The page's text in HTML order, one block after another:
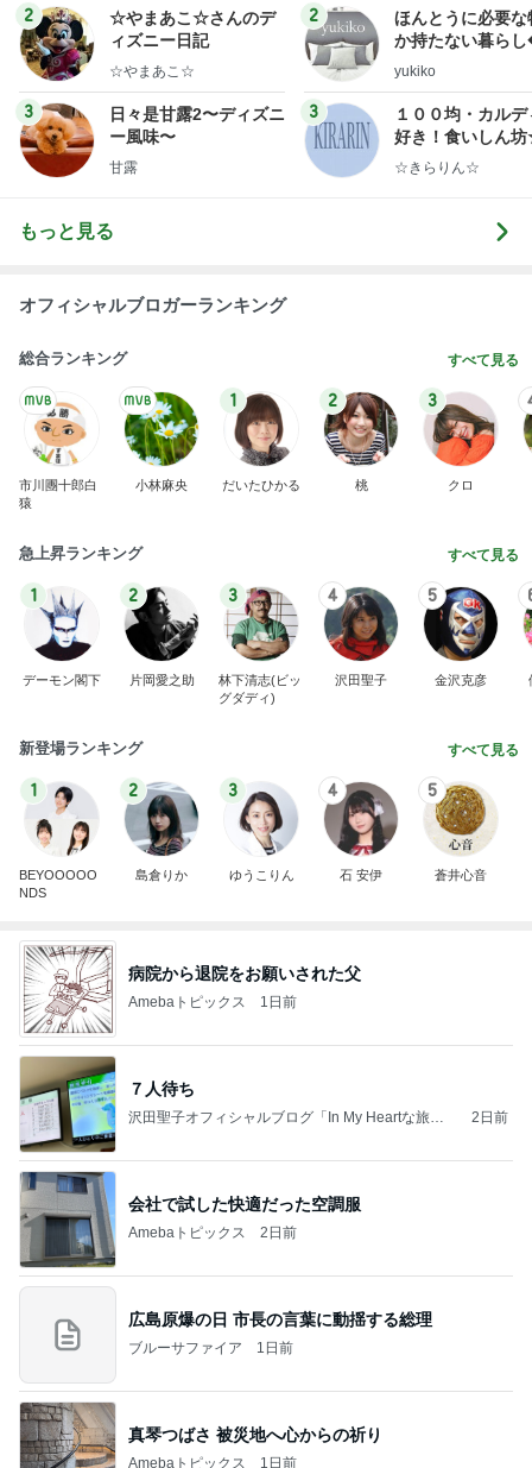
ログ
2
☆やまあこ☆さんのデ
ィズニー日記
☆やまあこ☆
3
日々是甘露2〜ディズニ
ー風味〜
甘露
2
ほんとうに必要な
か持たない暮ら
ep Life Simple◆
ンテリアのきろく
yukiko
3
１００均・カルデ
好き！食いしん
らりん☆のブログ
☆きらりん☆
もっと見る
オフィシャルブロガーランキング
総合ランキング すべて見る
市川團十郎白
猿
小林麻央
1
だいたひかる
2
桃
3
クロ
急上昇ランキング すべて見る
1
デーモン閣下
2
片岡愛之助
3
林下清志(ビッ
グダディ)
4
沢田聖子
5
金沢克彦
新登場ランキング すべて見る
1
BEYOOOOO
NDS
2
島倉りか
3
ゆうこりん
4
石 安伊
5
蒼井心音
病院から退院をお願いされた父
Amebaトピックス 1日前
７人待ち
沢田聖子オフィシャルブログ「In My Heartな旅日
2日前
会社で試した快適だった空調服
Amebaトピックス 2日前
広島原爆の日 市長の言葉に動揺する総理
ブルーサファイア 1日前
真琴つばさ 被災地へ心からの祈り
Amebaトピックス 1日前